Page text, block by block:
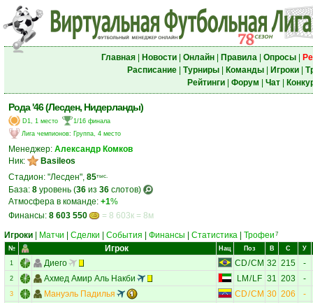
Главная| Новости| Онлайн| Правила| Опросы|
Расписание| Турниры| Команды| Игроки|
Рейтинги| Форум Чат|
Рода '46 (Лесден, Нидерланды)
D1, 1 место
1/16 финала
Лига чемпионов: Группа, 4 место
Менеджер: Александр Комков
Ник:
Basileos
Стадион: "Лесден", 85тыс.
База: 8 уровень (36 из 36 слотов)
Атмосфера в команде: +1%
Финансы: 8 603 550
= 8 603к = 8м
Игроки
Матчи Сделки События Финансы Статистика Трофеи 7
№ Игрок Нац Поз В С У
1 Диего CD/CM 32 215 -
2 Ахмед Амир Аль Накби LM / LF 31 203 -
3 Мануэль Падилья CD/CM 30 206 -